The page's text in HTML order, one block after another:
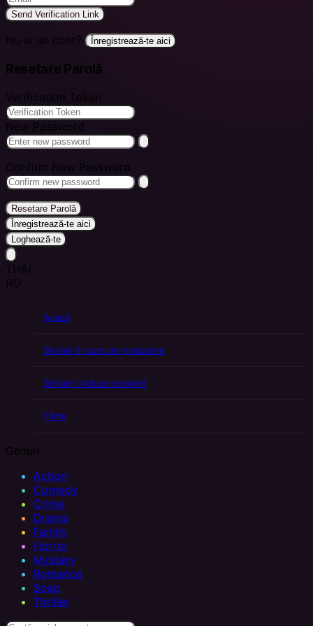
Send Verification Link
Nu ai un cont? Înregistrează-te aici
Resetare Parolă
Verification Token
New Password
Confirm New Password
Resetare Parolă
Înregistrează-te aici
Loghează-te
THAI
RO
Acasă
Seriale în curs de traducere
Seriale traduse complet
Filme
Genuri
Action
Comedy
Crime
Drama
Family
Horror
Mystery
Romance
Soap
Thriller